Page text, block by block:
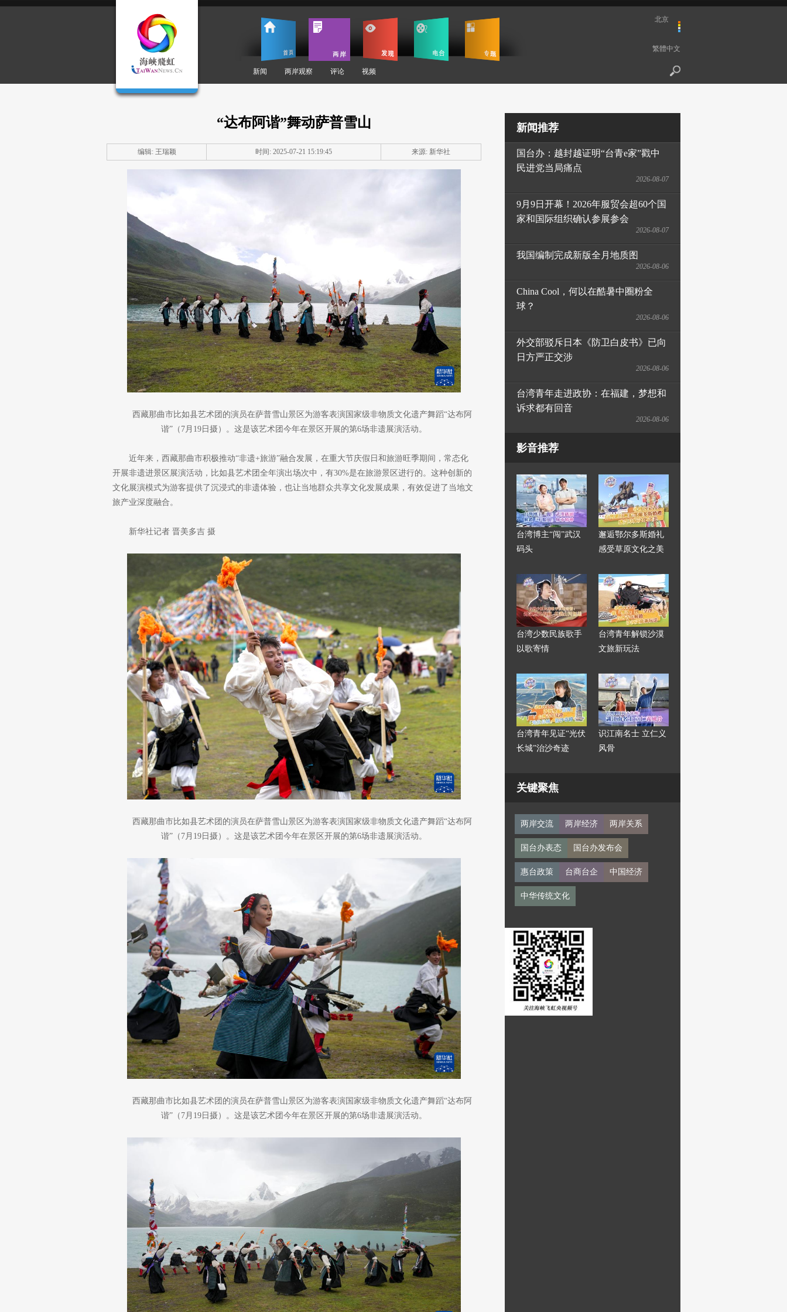
新闻 两岸观察 评论 视频
北京
繁體中文
“达布阿谐”舞动萨普雪山
编辑: 王瑞颖 时间: 2025-07-21 15:19:45 来源: 新华社
西藏那曲市比如县艺术团的演员在萨普雪山景区为游客表演国家级非物质文化遗产舞蹈“达布阿
谐”（7月19日摄）。这是该艺术团今年在景区开展的第6场非遗展演活动。
近年来，西藏那曲市积极推动“非遗+旅游”融合发展，在重大节庆假日和旅游旺季期间，常态化
开展非遗进景区展演活动，比如县艺术团全年演出场次中，有30%是在旅游景区进行的。这种创新的
文化展演模式为游客提供了沉浸式的非遗体验，也让当地群众共享文化发展成果，有效促进了当地文
旅产业深度融合。
新华社记者 晋美多吉 摄
西藏那曲市比如县艺术团的演员在萨普雪山景区为游客表演国家级非物质文化遗产舞蹈“达布阿
谐”（7月19日摄）。这是该艺术团今年在景区开展的第6场非遗展演活动。
西藏那曲市比如县艺术团的演员在萨普雪山景区为游客表演国家级非物质文化遗产舞蹈“达布阿
谐”（7月19日摄）。这是该艺术团今年在景区开展的第6场非遗展演活动。
新闻推荐
国台办：越封越证明“台青e家”戳中
民进党当局痛点
2026-08-07
9月9日开幕！2026年服贸会超60个国
家和国际组织确认参展参会
2026-08-07
我国编制完成新版全月地质图
2026-08-06
China Cool，何以在酷暑中圈粉全
球？
2026-08-06
外交部驳斥日本《防卫白皮书》已向
日方严正交涉
2026-08-06
台湾青年走进政协：在福建，梦想和
诉求都有回音
2026-08-06
影音推荐
台湾博主“闯”武汉
码头
邂逅鄂尔多斯婚礼
感受草原文化之美
台湾少数民族歌手
以歌寄情
台湾青年解锁沙漠
文旅新玩法
台湾青年见证“光伏
长城”治沙奇迹
识江南名士 立仁义
风骨
关键聚焦
两岸交流 两岸经济 两岸关系
国台办表态 国台办发布会
惠台政策 台商台企 中国经济
中华传统文化